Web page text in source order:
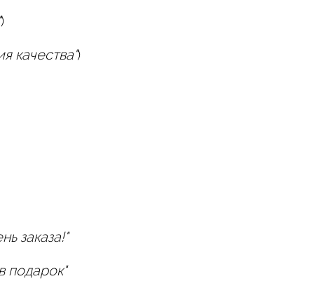
)
качества")
заказа!"
подарок"